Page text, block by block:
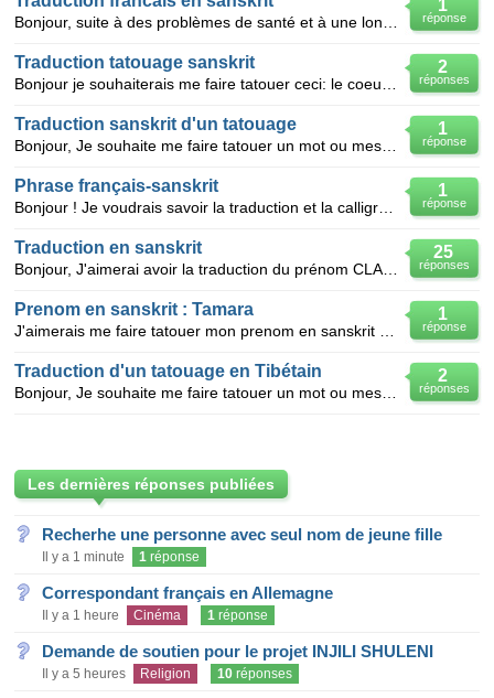
1
réponse
2
réponses
Traduction tatouage sanskrit
1
réponse
Traduction sanskrit d'un tatouage
1
réponse
Phrase français-sanskrit
25
réponses
Traduction en sanskrit
1
réponse
Prenom en sanskrit : Tamara
2
réponses
Traduction d'un tatouage en Tibétain
Les dernières réponses publiées
Recherhe une personne avec seul nom de jeune fille
Il y a 1 minute 1 réponse
Correspondant français en Allemagne
Il y a 1 heure Cinéma 1 réponse
Demande de soutien pour le projet INJILI SHULENI
Il y a 5 heures Religion 10 réponses